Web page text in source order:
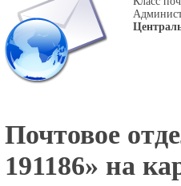
Почтовое
191186» на